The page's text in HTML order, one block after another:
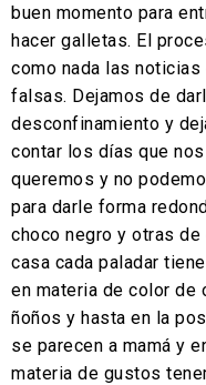
buen momento para
hacer galletas. El
como nada las
falsas. Dejamos de
desconfinamiento y
contar los días que
queremos y no
para darle forma
choco negro y otras
casa cada paladar
en materia de color de
ñoños y hasta en la
se parecen a mamá y
materia de gustos